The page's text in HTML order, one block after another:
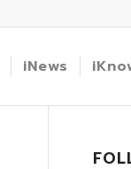
iNews